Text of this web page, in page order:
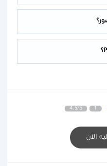
4.5/5 1
الآن